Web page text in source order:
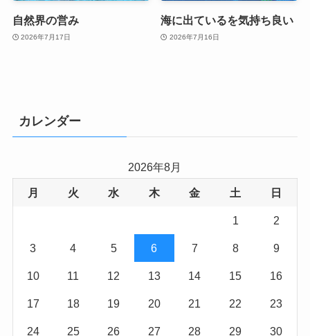
自然界の営み
2026年7月17日
海に出ているを気持ち良い
2026年7月16日
カレンダー
2026年8月
月 火 水 木 金 土 日
1 2
3 4 5 6 7 8 9
10 11 12 13 14 15 16
17 18 19 20 21 22 23
24 25 26 27 28 29 30